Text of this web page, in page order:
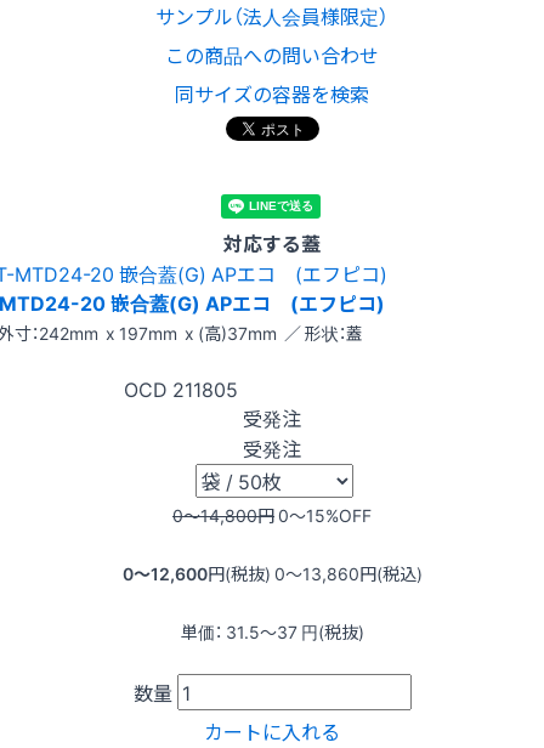
サンプル（法人会員様限定）
この商品への問い合わせ
同サイズの容器を検索
対応する蓋
20 嵌合蓋(G) APエコ (エフピコ)
寸：242mm x 197mm x (高)37mm ／ 形状：蓋
OCD 211805
受発注
受発注
0〜14,800円0〜15%OFF
0〜12,600円(税抜) 0〜13,860円(税込)
単価： 31.5〜37 円(税抜)
数量
カートに入れる